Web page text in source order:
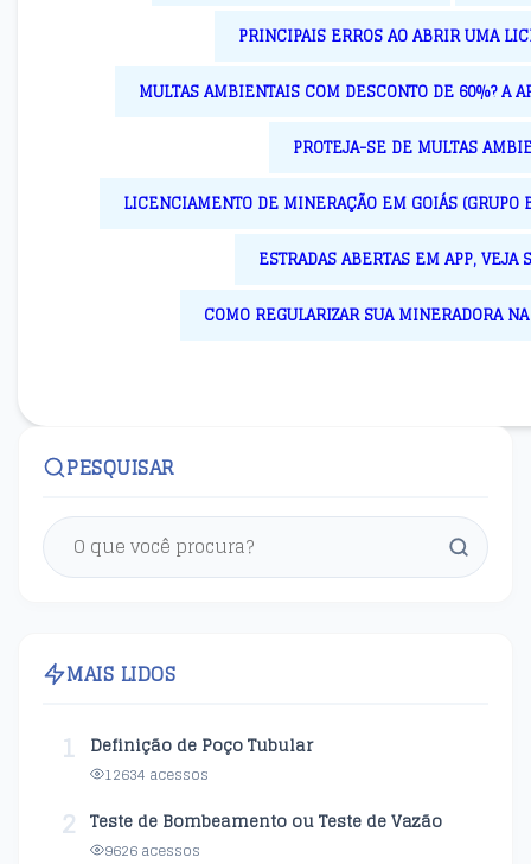
PRINCIPAIS ERROS AO ABRIR UMA
MULTAS AMBIENTAIS COM DESCONTO DE 60%? A
PROTEJA-SE DE MULTAS
LICENCIAMENTO DE MINERAÇÃO EM GOIÁS
ESTRADAS ABERTAS EM APP,
COMO REGULARIZAR SUA MINERADORA
PESQUISAR
MAIS LIDOS
1 Definição de Poço Tubular
12634 acessos
2 Teste de Bombeamento ou Teste de Vazão
9626 acessos